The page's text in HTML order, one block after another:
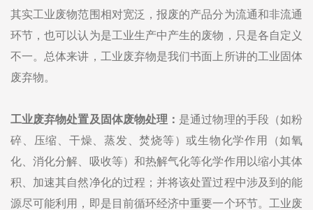
其实工业废物范围相对宽泛，报废的产品分为流通和非流通
环节，也可以认为是工业生产中产生的废物，只是各自定义
不一。总体来讲，工业废弃物是我们书面上所讲的工业固体
废弃物。
工业废弃物处置及固体废物处理： 是通过物理的手段（如粉
碎、压缩、干燥、蒸发、焚烧等）或生物化学作用（如氧
化、消化分解、吸收等）和热解气化等化学作用以缩小其体
积、加速其自然净化的过程；并将该处置过程中涉及到的能
源尽可能利用，即是目前循环经济中重要一个环节。工业废